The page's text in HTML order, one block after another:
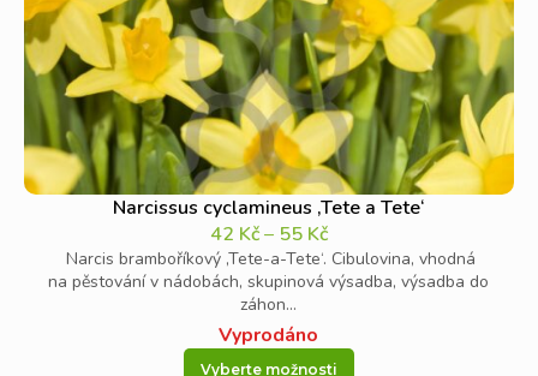
Narcissus cyclamineus ‚Tete a Tete‘
42 Kč– 55 Kč
Narcis bramboříkový ‚Tete-a-Tete‘. Cibulovina, vhodná
na pěstování v nádobách, skupinová výsadba, výsadba do
záhon...
Vyprodáno
Vyberte možnosti